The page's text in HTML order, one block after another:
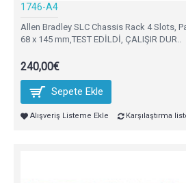
1746-A4
Allen Bradley SLC Chassis Rack 4 Slots,
68 x 145 mm,TEST EDİLDİ, ÇALIŞIR DUR..
240,00€
Sepete Ekle
Alışveriş Listeme Ekle Karşılaştırma